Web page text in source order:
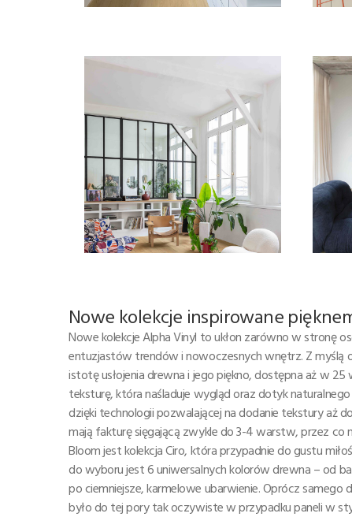
Nowe kolekcje inspirowane
Nowe kolekcje Alpha Vinyl to ukłon zarówno w stronę
entuzjastów trendów i nowoczesnych wnętrz. Z myślą
istotę usłojenia drewna i jego piękno, dostępna aż w
teksturę, która naśladuje wygląd oraz dotyk
dzięki technologii pozwalającej na dodanie tekstury aż
mają fakturę sięgającą zwykle do 3-4 warstw, przez co
Bloom jest kolekcja Ciro, która przypadnie do gustu
do wyboru jest 6 uniwersalnych kolorów drewna – od
po ciemniejsze, karmelowe ubarwienie. Oprócz
było do tej pory tak oczywiste w przypadku paneli w